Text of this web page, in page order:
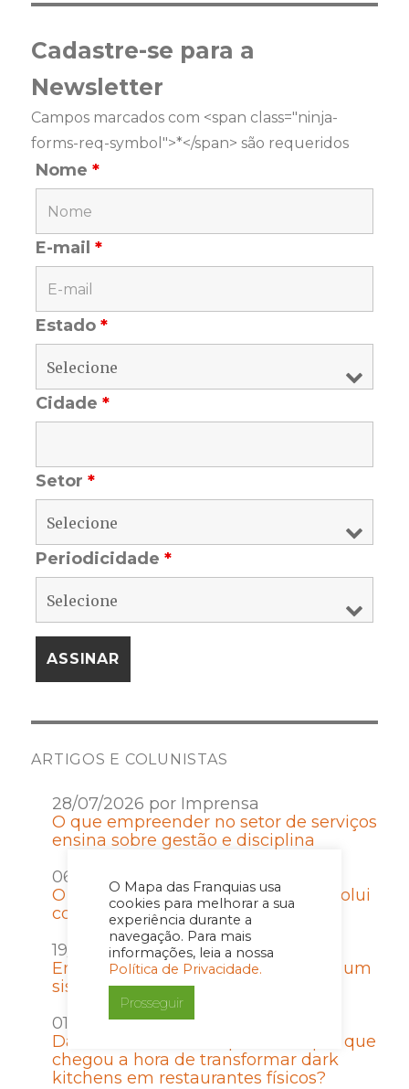
O Mapa das Franquias usa
cookies para melhorar a sua
experiência durante a
navegação. Para mais
informações, leia a nossa
Política de Privacidade.
Prosseguir
Cadastre-se para a
Newsletter
Campos marcados com <span class="ninja-
forms-req-symbol">*</span> são requeridos
Nome*
E-mail*
Estado*
Cidade*
Setor*
Periodicidade*
ARTIGOS E COLUNISTAS
28/07/2026 por Imprensa
O que empreender no setor de serviços
ensina sobre gestão e disciplina
06/07/2026 por Imprensa
O Contrato de Franquia que não evolui
com a rede vira passivo
19/06/2026 por Imprensa
Entrar em uma franquia é escolher um
sistema de crescimento
01/06/2026 por Imprensa
Da conveniência à experiência: por que
chegou a hora de transformar dark
kitchens em restaurantes físicos?